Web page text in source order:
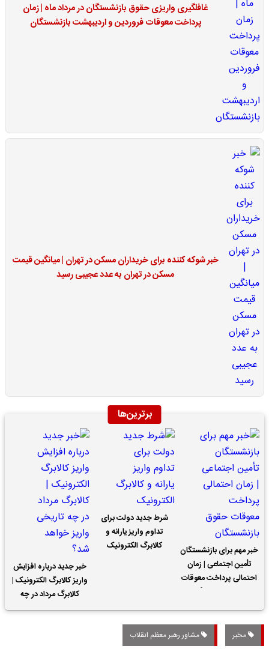
غافلگیری واریزی حقوق بازنشستگان در مرداد ماه | زمان
پرداخت معوقات فروردین و اردیبهشت بازنشستگان
خبر شوکه کننده برای خریداران مسکن در تهران | میانگین قیمت
مسکن در تهران به عدد عجیبی رسید
برترین‌ها
خبر مهم برای بازنشستگان
تأمین اجتماعی | زمان
احتمالی پرداخت معوقات
شرط جدید دولت برای
تداوم واریز یارانه و
کالابرگ الکترونیک
خبر جدید درباره افزایش
واریز کالابرگ الکترونیک |
کالابرگ مرداد در چه
تاریخی واریز خواهد شد؟
مخبر مشاور رهبر معظم انقلاب